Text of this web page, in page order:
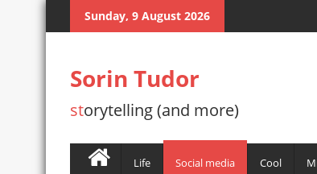
Skip
Sunday, 9 August 2026
Sorin Tudor
storytelling (and more)
Life Social media Cool